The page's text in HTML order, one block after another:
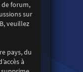
de forum,
sur
veuillez
pays, du
à